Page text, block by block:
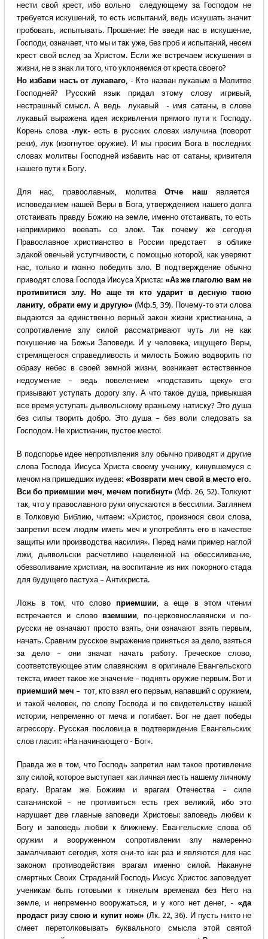
нести свой крест, ибо вольно следующему за Господом не
требуется искушений, то есть испытаний, ведь искушать значит
пробовать, испытывать. Прошение: Не введи нас в искушение,
Господи, означает, что мы и так уже, без проб и испытаний, несем
крест свой вслед за Христом. Если же встречаем искушения в
жизни, не в знак ли того, что уклоняемся от креста своего?
Но избави насъ от лукаваго, - Кто назван лукавым в Молитве
Господней? Русский язык придал этому слову игривый,
нестрашный смысл. А ведь лукавый - имя сатаны, в слове
лукавый выражена идея искривления прямого пути к Господу.
Корень слова -лук- есть в русских словах излучина (поворот
реки), лук (изогнутое оружие). И мы просим Бога в последних
словах молитвы Господней избавить нас от сатаны, кривителя
нашего пути к Богу.
Для нас, православных, молитваОтче нашявляется
исповеданием нашей Веры в Бога, утверждением нашего долга
отстаивать правду Божию на земле, именно отстаивать, то есть
непримиримо воевать со злом. Так почему же сегодня
Православное христианство в России предстает в облике
эдакой овечьей уступчивости, с помощью которой, как уверяют
нас, только и можно победить зло. В подтверждение обычно
приводят слова Господа Иисуса Христа: «Аз же глаголю вам не
противитися злу. Но аще тя кто ударит в десную твою
ланиту, обрати ему и другую»(Мф.5, 39). Почему-то эти слова
выдаются за единственно верный закон жизни христианина, а
сопротивление злу силой рассматривают чуть ли не как
покушение на Божьи Заповеди. И у человека, ищущего Веры,
стремящегося справедливость и милость Божию водворить по
образу небес в своей земной жизни, возникает естественное
недоумение – ведь повелением «подставить щеку» его
призывают уступать дорогу злу. А что такое душа, привыкшая
все время уступать дьявольскому вражьему натиску? Это душа
без силы творить добро. Это душа – без воли следовать за
Господом. Не христианин, пустое место!
В подспорье идее непротивления злу обычно приводят и другие
слова Господа Иисуса Христа своему ученику, кинувшемуся с
мечом на пришедших иудеев: «Возврати меч свой в место его.
Вси бо приемшии меч, мечем погибнут» (Мф. 26, 52). Толкуют
так, что у православного руки опускаются в бессилии. Заглянем
в Толковую Библию, читаем: «Христос, произнося свои слова,
запретил всем людям иметь меч и употреблять его в качестве
защиты или производства насилия». Перед нами пример наглой
лжи, дьявольски расчетливо нацеленной на обессиливание,
обезволивание христиан, на воспитание из них покорного стада
для будущего пастуха – Антихриста.
Ложь в том, что слово приемшии, а еще в этом чтении
встречается и слово вземшии, по-церковнославянски и по-
русски не означают просто взять, они означают взять первым,
начать. Сравним русское выражение приняться за дело, взяться
за дело – они значат начать работу. Греческое слово,
соответствующее этим славянским в оригинале Евангельского
текста, имеет такое же значение – поднять оружие первым. Вот и
приемший меч – тот, кто взял его первым, напавший с оружием,
и такой человек, по слову Господа и по свидетельству нашей
истории, непременно от меча и погибает. Бог не дает победы
агрессору. Русская пословица в подтверждение Евангельских
слов гласит: «На начинающего - Бог».
Правда же в том, что Господь запретил нам такое противление
злу силой, которое выступает как личная месть нашему личному
врагу. Врагам же Божиим и врагам Отечества – силе
сатанинской – не противиться есть грех великий, ибо это
нарушает две главные заповеди Христовы: заповедь любви к
Богу и заповедь любви к ближнему. Евангельские слова об
оружии и вооруженном сопротивлении злу намеренно
замалчивают сегодня, хотя они-то как раз и являются для нас
законом противодействия врагам именно силой. Накануне
смертных Своих Страданий Господь Иисус Христос заповедует
ученикам быть готовыми к тяжелым временам без Него на
земле, и непременно вооружаться, и у кого нет денег, - «да
продаст ризу свою и купит нож» (Лк. 22, 36). И пусть никто не
смеет перетолковывать буквального смысла этой святой